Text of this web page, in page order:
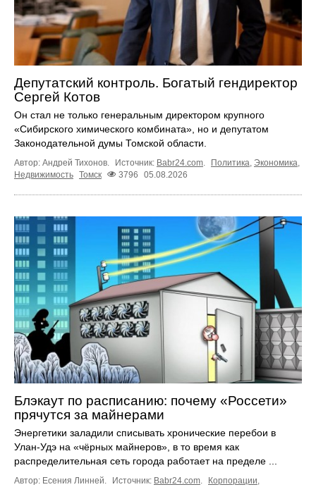
Депутатский контроль. Богатый гендиректор
Сергей Котов
Он стал не только генеральным директором крупного
«Сибирского химического комбината», но и депутатом
Законодательной думы Томской области.
Автор: Андрей Тихонов. Источник: Babr24.com. Политика, Экономика,
Недвижимость Томск 3796 05.08.2026
Блэкаут по расписанию: почему «Россети»
прячутся за майнерами
Энергетики заладили списывать хронические перебои в
Улан-Удэ на «чёрных майнеров», в то время как
распределительная сеть города работает на пределе ...
Автор: Есения Линней. Источник: Babr24.com. Корпорации,